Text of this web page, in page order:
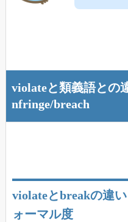
violateと類義語との
nfringe/breach
violateとbreakの違
ォーマル度